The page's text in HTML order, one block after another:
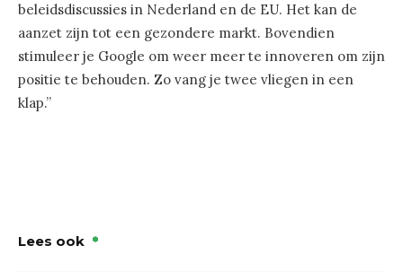
beleidsdiscussies in Nederland en de EU. Het kan de
aanzet zijn tot een gezondere markt. Bovendien
stimuleer je Google om weer meer te innoveren om zijn
positie te behouden. Zo vang je twee vliegen in een
klap.”
Lees ook